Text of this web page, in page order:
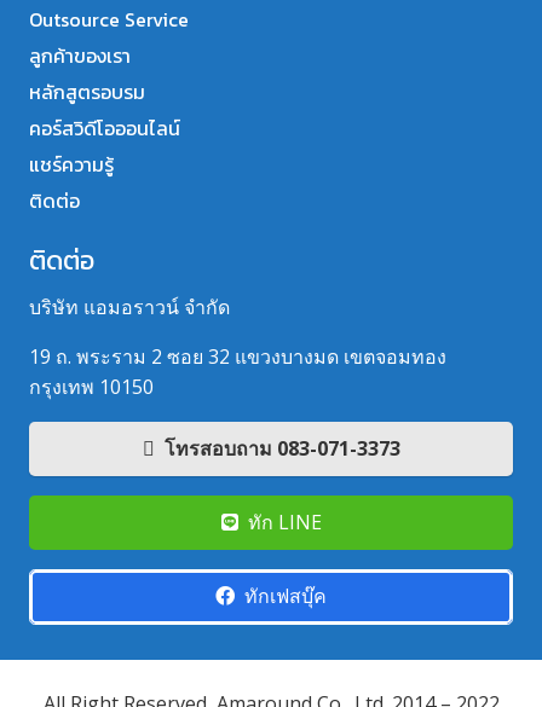
Outsource Service
ลูกค้าของเรา
หลักสูตรอบรม
คอร์สวิดีโอออนไลน์
แชร์ความรู้
ติดต่อ
ติดต่อ
บริษัท แอมอราวน์ จำกัด
19 ถ. พระราม 2 ซอย 32 แขวงบางมด เขตจอมทอง
กรุงเทพ 10150
โทรสอบถาม 083-071-3373
ทัก LINE
ทักเฟสบุ๊ค